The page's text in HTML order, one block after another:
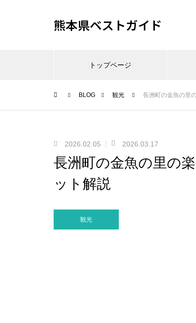
熊本県ベストガイド
トップページ
BLOG 観光 長洲町の金魚の里
2026.02.05 2026.03.17
長洲町の金魚の里の
ット解説
観光